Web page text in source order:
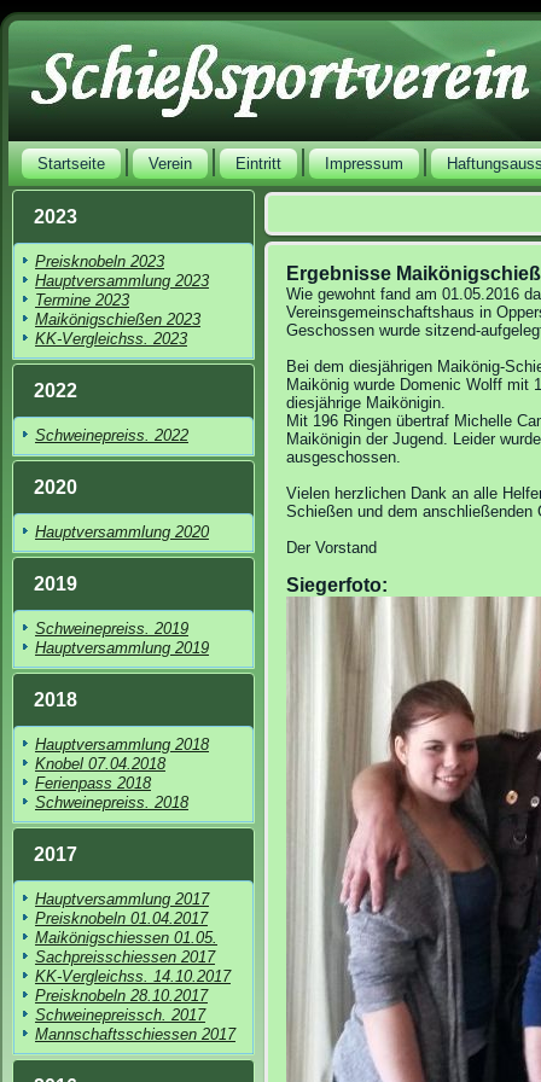
Startseite Verein Eintritt Impressum
2023
Preisknobeln 2023
Hauptversammlung 2023
Termine 2023
Maikönigschießen 2023
KK-Vergleichss. 2023
2022
Schweinepreiss. 2022
2020
Hauptversammlung 2020
2019
Schweinepreiss. 2019
Hauptversammlung 2019
2018
Hauptversammlung 2018
Knobel 07.04.2018
Ferienpass 2018
Schweinepreiss. 2018
2017
Hauptversammlung 2017
Preisknobeln 01.04.2017
Maikönigschiessen 01.05.
Sachpreisschiessen 2017
KK-Vergleichss. 14.10.2017
Preisknobeln 28.10.2017
Schweinepreissch. 2017
Mannschaftsschiessen 2017
Ergebnisse
Wie gewohnt fand am 01.05.2016
Vereinsgemeinschaftshaus in
Geschossen wurde sitzend-
Bei dem diesjährigen Maikönig-
Maikönig wurde Domenic Wolff mit
diesjährige Maikönigin.
Mit 196 Ringen übertraf Michelle
Maikönigin der Jugend. Leider
ausgeschossen.
Vielen herzlichen Dank an alle
Schießen und dem anschließenden
Der Vorstand
Siegerfoto: